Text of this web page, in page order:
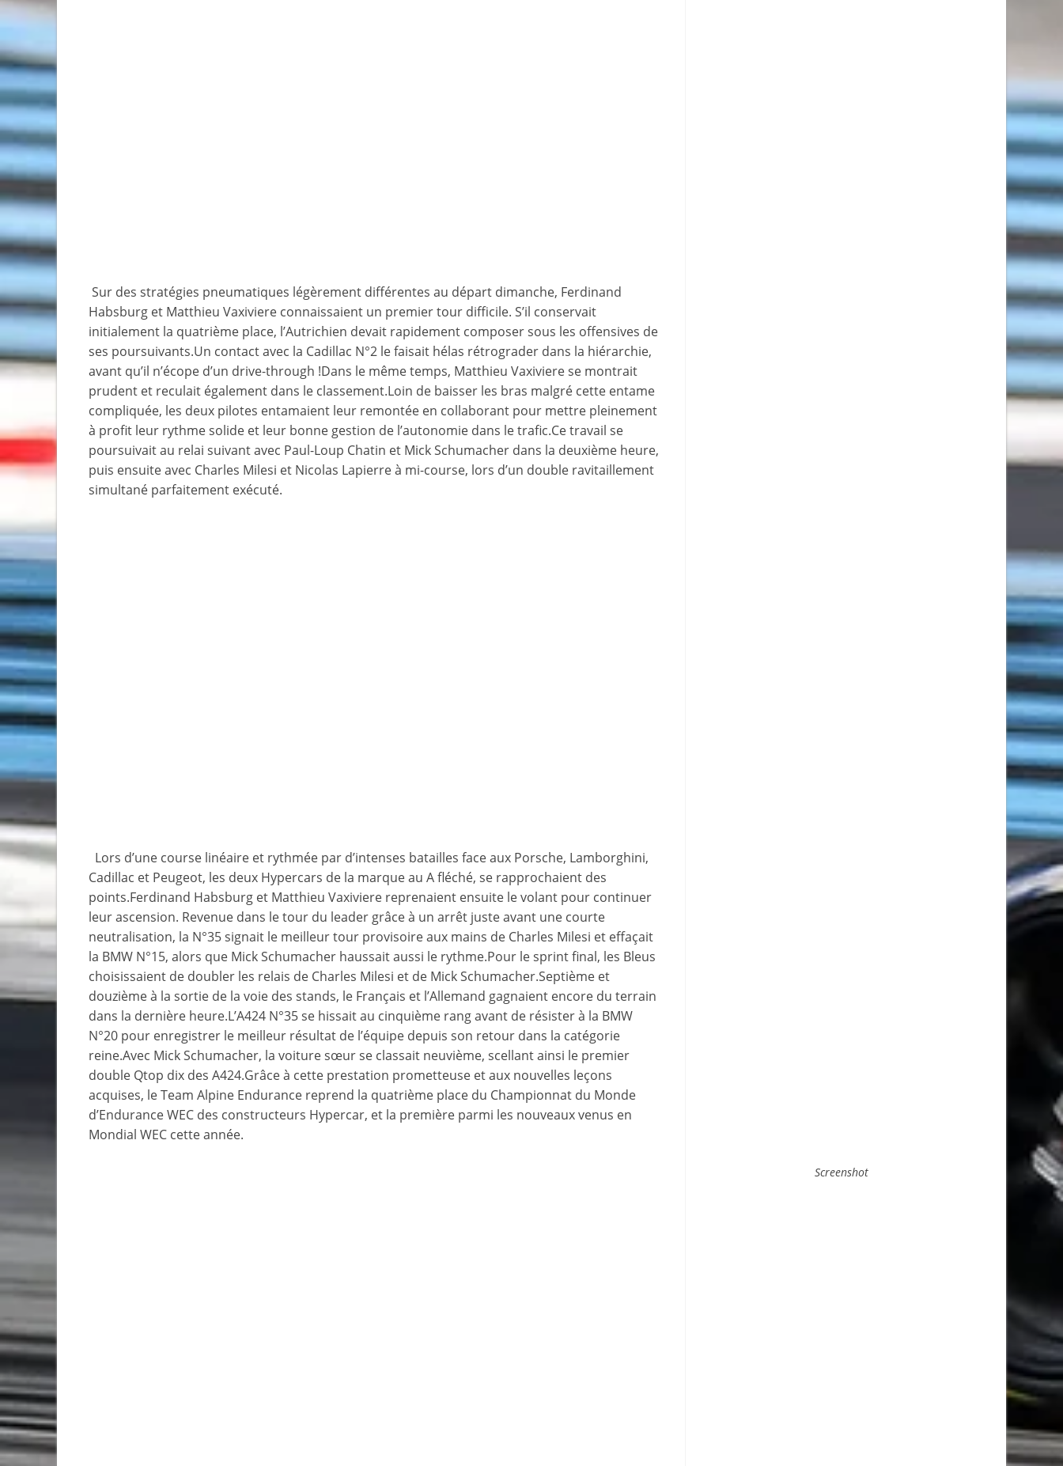
Sur des stratégies pneumatiques légèrement différentes au départ dimanche, Ferdinand
Habsburg et Matthieu Vaxiviere connaissaient un premier tour difficile. S’il conservait
initialement la quatrième place, l’Autrichien devait rapidement composer sous les offensives de
ses poursuivants.Un contact avec la Cadillac N°2 le faisait hélas rétrograder dans la hiérarchie,
avant qu’il n’écope d’un drive-through !Dans le même temps, Matthieu Vaxiviere se montrait
prudent et reculait également dans le classement.Loin de baisser les bras malgré cette entame
compliquée, les deux pilotes entamaient leur remontée en collaborant pour mettre pleinement
à profit leur rythme solide et leur bonne gestion de l’autonomie dans le trafic.Ce travail se
poursuivait au relai suivant avec Paul-Loup Chatin et Mick Schumacher dans la deuxième heure,
puis ensuite avec Charles Milesi et Nicolas Lapierre à mi-course, lors d’un double ravitaillement
simultané parfaitement exécuté.
Lors d’une course linéaire et rythmée par d’intenses batailles face aux Porsche, Lamborghini,
Cadillac et Peugeot, les deux Hypercars de la marque au A fléché, se rapprochaient des
points.Ferdinand Habsburg et Matthieu Vaxiviere reprenaient ensuite le volant pour continuer
leur ascension. Revenue dans le tour du leader grâce à un arrêt juste avant une courte
neutralisation, la N°35 signait le meilleur tour provisoire aux mains de Charles Milesi et effaçait
la BMW N°15, alors que Mick Schumacher haussait aussi le rythme.Pour le sprint final, les Bleus
choisissaient de doubler les relais de Charles Milesi et de Mick Schumacher.Septième et
douzième à la sortie de la voie des stands, le Français et l’Allemand gagnaient encore du terrain
dans la dernière heure.L’A424 N°35 se hissait au cinquième rang avant de résister à la BMW
N°20 pour enregistrer le meilleur résultat de l’équipe depuis son retour dans la catégorie
reine.Avec Mick Schumacher, la voiture sœur se classait neuvième, scellant ainsi le premier
double Qtop dix des A424.Grâce à cette prestation prometteuse et aux nouvelles leçons
acquises, le Team Alpine Endurance reprend la quatrième place du Championnat du Monde
d’Endurance WEC des constructeurs Hypercar, et la première parmi les nouveaux venus en
Mondial WEC cette année.
Screenshot